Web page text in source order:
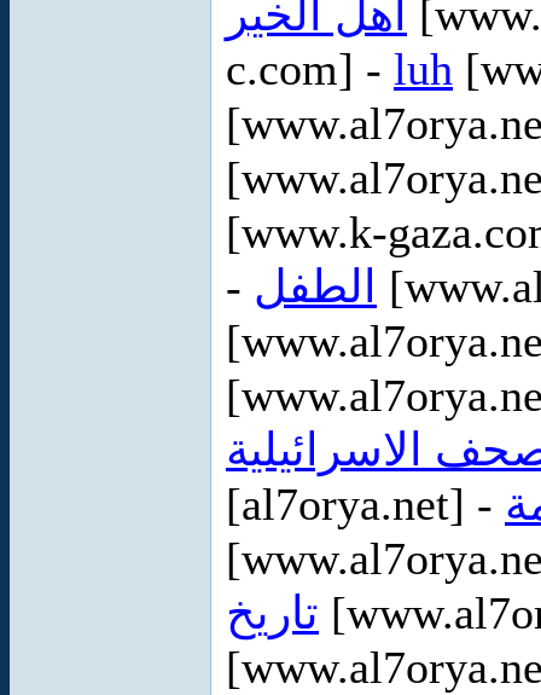
اهل الخير
c.com] - luh
[www.k-
- الطفل
الاسرائيلية
[al7orya.net] -
تاريخ